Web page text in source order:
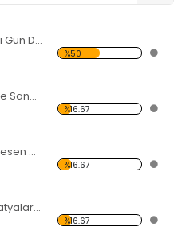
Tiyatro Maskeleri Gün Desen Duvar Panosu
%50
Venedik Kanalı ve Sandal Forex Tablo
%16.67
Renkli Balonlar Desen Duvar Panosu
%16.67
Elle Çizilmiş Papatyalar Forex Tablo
%16.67